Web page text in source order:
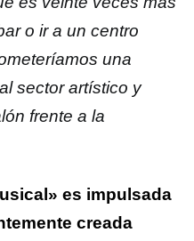
o ir a un centro
una
sector artístico y
frente a la
es impulsada
creada